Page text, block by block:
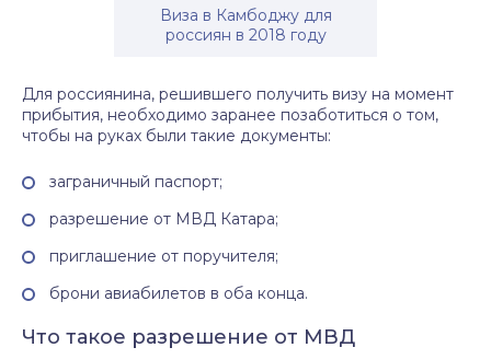
Виза в Камбоджу для
россиян в 2018 году
Для россиянина, решившего получить визу на момент
прибытия, необходимо заранее позаботиться о том,
чтобы на руках были такие документы:
заграничный паспорт;
разрешение от МВД Катара;
приглашение от поручителя;
брони авиабилетов в оба конца.
Что такое разрешение от МВД